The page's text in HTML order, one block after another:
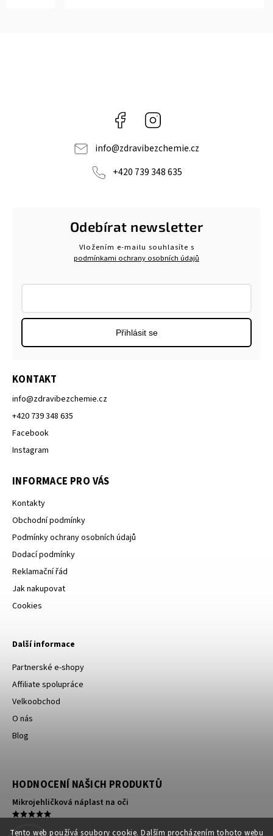
Tento web používá soubory cookie. Dalším procházením tohoto webu
Facebook
info@zdravibezchemie.cz
+420 739 348 635
KONTAKT
info@zdravibezchemie.cz
+420 739 348 635
Facebook
Instagram
INFORMACE PRO VÁS
Kontakty
Obchodní podmínky
Podmínky ochrany osobních údajů
Dodací podmínky
Reklamační řád
Jak nakupovat
Cookies
Odebírat newsletter
Vložením e-mailu souhlasíte s
podmínkami ochrany osobních údajů
Přihlásit se
Další informace
Partnerské e-shopy
Affiliate spolupráce
Velkoobchod
O nás
Blog
HODNOCENÍ NAŠICH PRODUKTŮ
Mikrojehličková náplast na oči
Kompresní ortéza na koleno